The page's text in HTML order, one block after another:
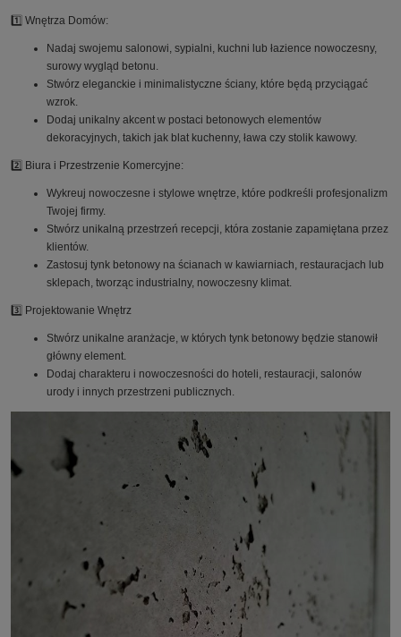
1️⃣ Wnętrza Domów:
Nadaj swojemu salonowi, sypialni, kuchni lub łazience nowoczesny,
surowy wygląd betonu.
Stwórz eleganckie i minimalistyczne ściany, które będą przyciągać
wzrok.
Dodaj unikalny akcent w postaci betonowych elementów
dekoracyjnych, takich jak blat kuchenny, ława czy stolik kawowy.
2️⃣ Biura i Przestrzenie Komercyjne:
Wykreuj nowoczesne i stylowe wnętrze, które podkreśli profesjonalizm
Twojej firmy.
Stwórz unikalną przestrzeń recepcji, która zostanie zapamiętana przez
klientów.
Zastosuj tynk betonowy na ścianach w kawiarniach, restauracjach lub
sklepach, tworząc industrialny, nowoczesny klimat.
3️⃣ Projektowanie Wnętrz
Stwórz unikalne aranżacje, w których tynk betonowy będzie stanowił
główny element.
Dodaj charakteru i nowoczesności do hoteli, restauracji, salonów
urody i innych przestrzeni publicznych.